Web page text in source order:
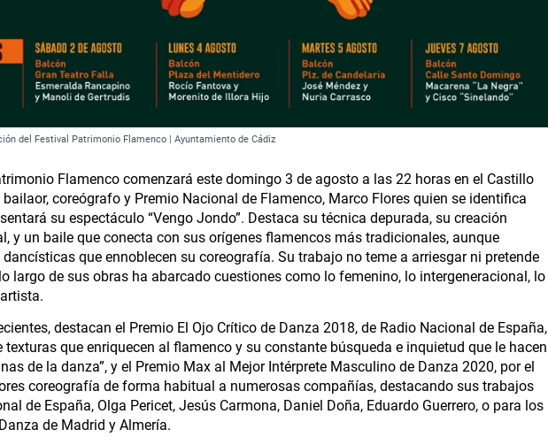
del Festival Patrimonio Flamenco | Ayuntamiento de Cádiz
Flamenco comenzará este domingo 3 de agosto a las 22 horas en el Castillo
coreógrafo y Premio Nacional de Flamenco, Marco Flores quien se identifica
su espectáculo “Vengo Jondo”. Destaca su técnica depurada, su creación
y un baile que conecta con sus orígenes flamencos más tradicionales, aunque
que ennoblecen su coreografía. Su trabajo no teme a arriesgar ni pretende
largo de sus obras ha abarcado cuestiones como lo femenino, lo intergeneracional, lo
destacan el Premio El Ojo Crítico de Danza 2018, de Radio Nacional de España,
texturas que enriquecen al flamenco y su constante búsqueda e inquietud que le hacen
de la danza”, y el Premio Max al Mejor Intérprete Masculino de Danza 2020, por el
coreografía de forma habitual a numerosas compañías, destacando sus trabajos
de España, Olga Pericet, Jesús Carmona, Daniel Doña, Eduardo Guerrero, o para los
de Madrid y Almería.